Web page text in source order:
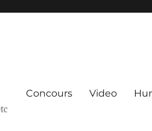
Concours Video